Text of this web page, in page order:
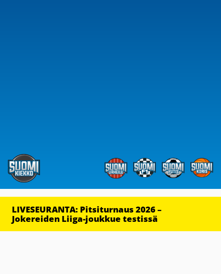
LIVESEURANTA: Pitsiturnaus 2026 –
Jokereiden Liiga-joukkue testissä